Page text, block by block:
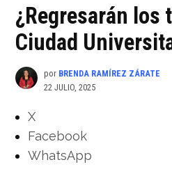
¿Regresarán los
Ciudad
por BRENDA RAMÍREZ ZÁRATE
22 JULIO, 2025
X
Facebook
WhatsApp